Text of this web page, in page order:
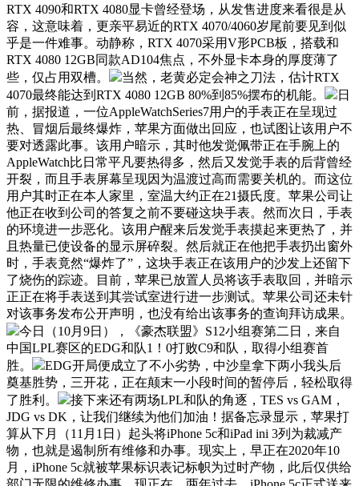
RTX 4090和RTX 4080显卡曾经登场，从发售进度来看很是从
容，这意味着，更亲平易近的RTX 4070/4060岁尾前要见到似
乎是一件难事。动静称，RTX 4070采用V形PCB板，搭载和
RTX 4080 12GB同款AD104焦点，不外显卡本身的厚度薄了
些，仅占用双槽。
当然，老黄必定会神之刀法，估计RTX
4070最终能达到RTX 4080 12GB 80%到85%摆布的机能。
日
前，据报道，一位AppleWatchSeries7用户的手表正在呈现过
热、冒烟后最终爆炸，苹果方面做出回应，也试图让该用户不
要对透露此事。该用户暗示，其时他发觉佩带正在手腕上的
AppleWatch比日常平凡要热得多，然后又发觉手表的后背曾经
开裂，而且手表屏幕呈现因为温渡过高而需要关机的。而这位
用户其时正在本人家里，室温大约正在21摄氏度。苹果公司让
他正在收到公司的答复之前不要碰这块手表。然而次日，手表
的环境进一步恶化。该用户醒来后发觉手表摸起来更热了，并
且热量已使设备的显示屏碎裂。然后就正在他把手表扔出窗外
时，手表竟然“爆炸了”，这块手表正在该用户的沙发上还留下
了烧伤的踪迹。目前，苹果已放置人员将该手表取回，并暗示
正正在将手表送到其尝试室进行进一步测试。苹果公司还未针
对该事务发布公开声明，也没有给出该事务的查询拜访成果。
今日（10月9日），《豪杰联盟》S12小组赛第二日，来自
中国LPL赛区的EDG和队1！0打败C9和队，取得小组赛首
胜。
EDG开局便成立了不小劣势，中沙皇拿下两小我头后
奠基胜势，三开花，正在颠末一小段时间的暂停后，轻松取得
了胜利。
接下来还有两场LPL和队的角逐，TES vs GAM，
JDG vs DK，让我们继续为他们加油！据备忘录显示，苹果打
算从下月（11月1日）起头将iPhone 5c和iPad ini 3列为裁减产
物，也就是遏制所有维修和办事。现实上，早正在2020年10
月，iPhone 5c就被苹果标识表记标帜为过时产物，此后仅供给